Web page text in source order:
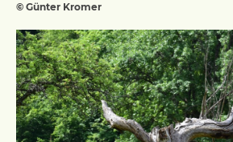
© Günter Kromer